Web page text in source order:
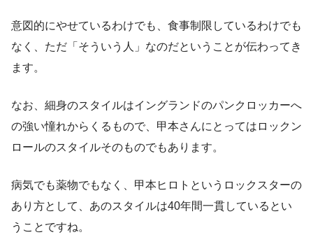
意図的にやせているわけでも、食事制限しているわけでも
なく、ただ「そういう人」なのだということが伝わってき
ます。
なお、細身のスタイルはイングランドのパンクロッカーへ
の強い憧れからくるもので、甲本さんにとってはロックン
ロールのスタイルそのものでもあります。
病気でも薬物でもなく、甲本ヒロトというロックスターの
あり方として、あのスタイルは40年間一貫しているとい
うことですね。